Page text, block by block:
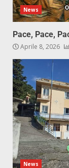
News
Pace, Pace,
Aprile 8, 2026
News